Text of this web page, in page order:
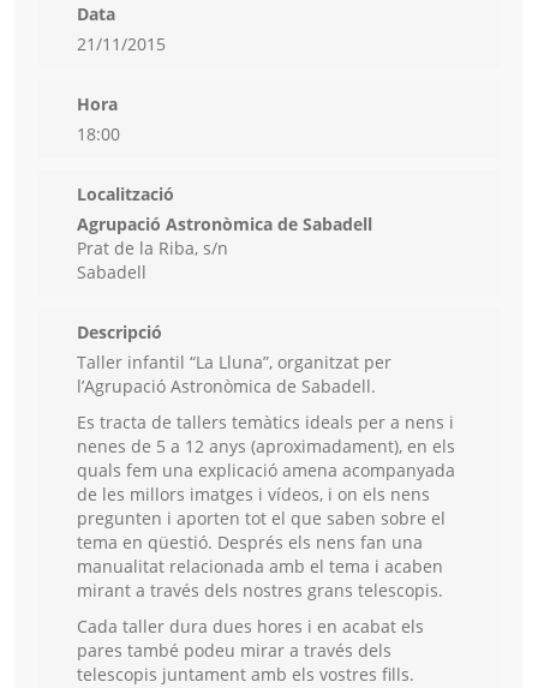
Data
21/11/2015
Hora
18:00
Localització
Agrupació Astronòmica de Sabadell
Prat de la Riba, s/n
Sabadell
Descripció
Taller infantil “La Lluna”, organitzat per
l’Agrupació Astronòmica de Sabadell.
Es tracta de tallers temàtics ideals per a nens i
nenes de 5 a 12 anys (aproximadament), en els
quals fem una explicació amena acompanyada
de les millors imatges i vídeos, i on els nens
pregunten i aporten tot el que saben sobre el
tema en qüestió. Després els nens fan una
manualitat relacionada amb el tema i acaben
mirant a través dels nostres grans telescopis.
Cada taller dura dues hores i en acabat els
pares també podeu mirar a través dels
telescopis juntament amb els vostres fills.